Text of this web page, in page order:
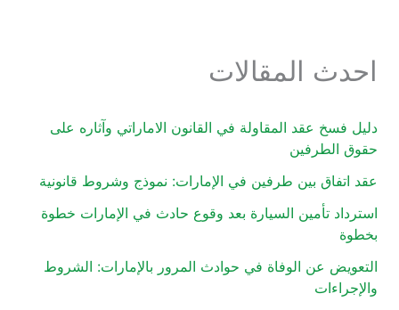
احدث المقالات
دليل فسخ عقد المقاولة في القانون الاماراتي وآثاره على
حقوق الطرفين
عقد اتفاق بين طرفين في الإمارات: نموذج وشروط قانونية
استرداد تأمين السيارة بعد وقوع حادث في الإمارات خطوة
بخطوة
التعويض عن الوفاة في حوادث المرور بالإمارات: الشروط
والإجراءات